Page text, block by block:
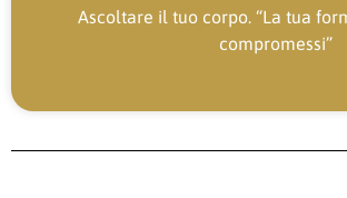
Ascoltare il tuo corpo. “La tua
compromessi”